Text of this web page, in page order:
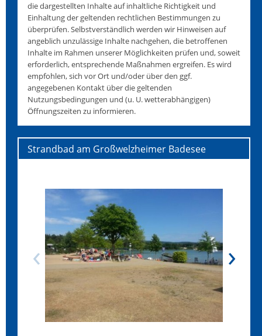
die dargestellten Inhalte auf inhaltliche Richtigkeit und
Einhaltung der geltenden rechtlichen Bestimmungen zu
überprüfen. Selbstverständlich werden wir Hinweisen auf
angeblich unzulässige Inhalte nachgehen, die betroffenen
Inhalte im Rahmen unserer Möglichkeiten prüfen und, soweit
erforderlich, entsprechende Maßnahmen ergreifen. Es wird
empfohlen, sich vor Ort und/oder über den ggf.
angegebenen Kontakt über die geltenden
Nutzungsbedingungen und (u. U. wetterabhängigen)
Öffnungszeiten zu informieren.
Strandbad am Großwelzheimer Badesee